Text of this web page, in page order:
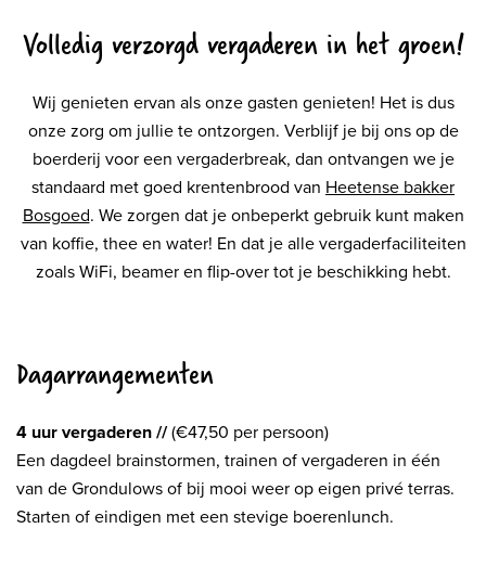
Volledig verzorgd vergaderen in het groen!
Wij genieten ervan als onze gasten genieten! Het is dus
onze zorg om jullie te ontzorgen. Verblijf je bij ons op de
boerderij voor een vergaderbreak, dan ontvangen we je
standaard met goed krentenbrood van Heetense bakker
Bosgoed. We zorgen dat je onbeperkt gebruik kunt maken
van koffie, thee en water! En dat je alle vergaderfaciliteiten
zoals WiFi, beamer en flip-over tot je beschikking hebt.
Dagarrangementen
4 uur vergaderen //(€47,50 per persoon)
Een dagdeel brainstormen, trainen of vergaderen in één
van de Grondulows of bij mooi weer op eigen privé terras.
Starten of eindigen met een stevige boerenlunch.